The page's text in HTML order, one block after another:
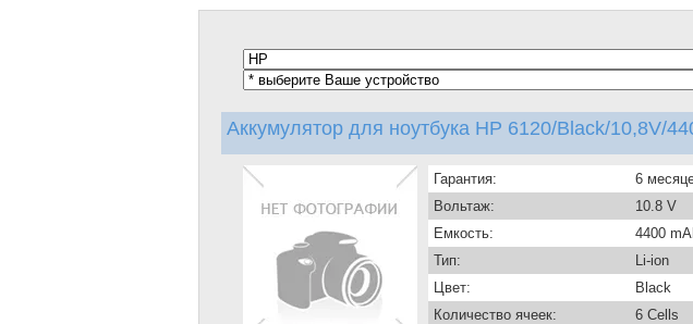
Аккумулятор для ноутбука HP 6120/Black/10,8V/
Гарантия:
6
Вольтаж:
10.8 V
Емкость:
4400
Тип:
Li-ion
Цвет:
Black
Количество ячеек:
6 Cells